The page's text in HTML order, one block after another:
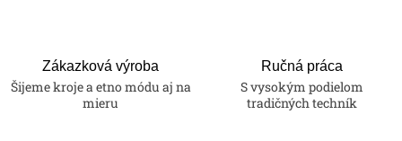
Zákazková výroba
Šijeme kroje a etno módu aj na
mieru
Ručná práca
S vysokým podielom
tradičných techník